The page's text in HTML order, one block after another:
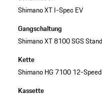
Shimano XT I-Spec EV
Gangschaltung
Shimano XT 8100 SGS
Kette
Shimano HG 7100 12-Speed
Kassette